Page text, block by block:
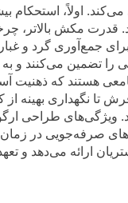
اولاً، استحکام
مکش بالاتر،
جمع‌آوری گرد و
را تضمین می‌کنند و
هستند که ذهنیت
تا نگهداری بهینه
ویژگی‌های طراحی
صرفه‌جویی در زمان
ارائه می‌دهد و